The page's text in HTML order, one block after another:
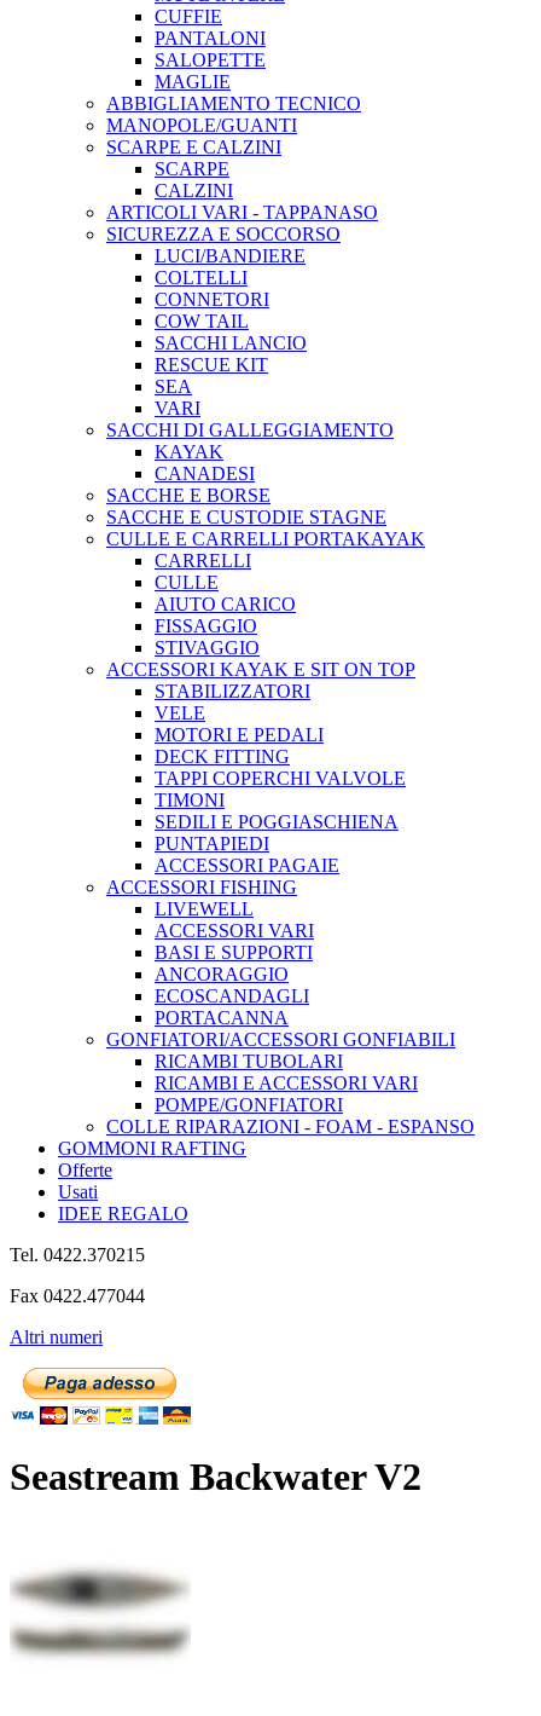
CUFFIE
PANTALONI
SALOPETTE
MAGLIE
ABBIGLIAMENTO TECNICO
MANOPOLE/GUANTI
SCARPE E CALZINI
SCARPE
CALZINI
ARTICOLI VARI - TAPPANASO
SICUREZZA E SOCCORSO
LUCI/BANDIERE
COLTELLI
CONNETORI
COW TAIL
SACCHI LANCIO
RESCUE KIT
SEA
VARI
SACCHI DI GALLEGGIAMENTO
KAYAK
CANADESI
SACCHE E BORSE
SACCHE E CUSTODIE STAGNE
CULLE E CARRELLI PORTAKAYAK
CARRELLI
CULLE
AIUTO CARICO
FISSAGGIO
STIVAGGIO
ACCESSORI KAYAK E SIT ON TOP
STABILIZZATORI
VELE
MOTORI E PEDALI
DECK FITTING
TAPPI COPERCHI VALVOLE
TIMONI
SEDILI E POGGIASCHIENA
PUNTAPIEDI
ACCESSORI PAGAIE
ACCESSORI FISHING
LIVEWELL
ACCESSORI VARI
BASI E SUPPORTI
ANCORAGGIO
ECOSCANDAGLI
PORTACANNA
GONFIATORI/ACCESSORI GONFIABILI
RICAMBI TUBOLARI
RICAMBI E ACCESSORI VARI
POMPE/GONFIATORI
COLLE RIPARAZIONI - FOAM - ESPANSO
GOMMONI RAFTING
Offerte
Usati
IDEE REGALO
Tel. 0422.370215
Fax 0422.477044
Altri numeri
Seastream Backwater V2